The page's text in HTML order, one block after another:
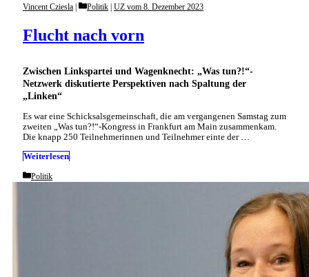
Zwischen Linkspartei und Wagenknecht: „Was tun?!“-
Netzwerk diskutierte Perspektiven nach Spaltung der
„Linken“
Flucht nach vorn
Vincent Cziesla Categories
Politik UZ vom 8. Dezember 2023
Es war eine Schicksalsgemeinschaft, die am vergangenen Samstag zum
zweiten „Was tun?!“-Kongress in Frankfurt am Main zusammenkam.
Die knapp 250 Teilnehmerinnen und Teilnehmer einte der …
Weiterlesen
Categories
Politik